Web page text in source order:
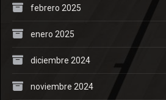
febrero 2025
enero 2025
diciembre 2024
noviembre 2024